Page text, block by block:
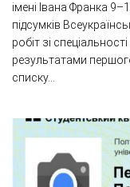
імені Івана Франка
підсумків
робіт зі
результатами
списку...